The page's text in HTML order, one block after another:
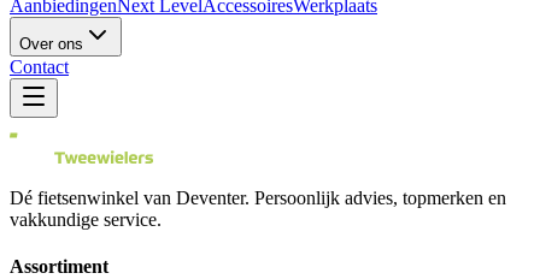
AanbiedingenNext LevelAccessoiresWerkplaats
Over ons
Contact
Dé fietsenwinkel van Deventer. Persoonlijk advies, topmerken en
vakkundige service.
Assortiment